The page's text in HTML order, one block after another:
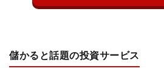
儲かると話題の投資サービス